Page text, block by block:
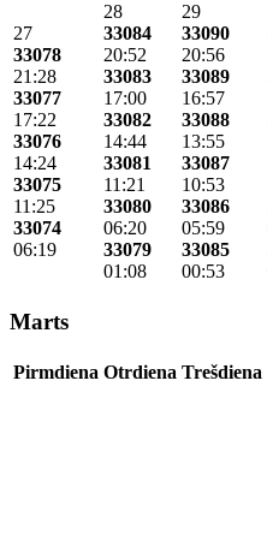
27
33078
21:28
33077
17:22
33076
14:24
33075
11:25
33074
06:19
28
33084
20:52
33083
17:00
33082
14:44
33081
11:21
33080
06:20
33079
01:08
29
33090
20:56
33089
16:57
33088
13:55
33087
10:53
33086
05:59
33085
00:53
Marts
Pirmdiena Otrdiena Trešdiena